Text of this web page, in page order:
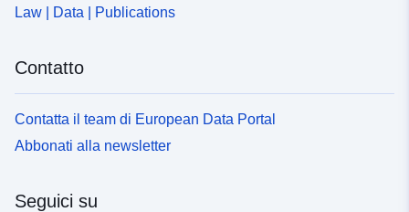
Law | Data | Publications
Contatto
Contatta il team di European Data Portal
Abbonati alla newsletter
Seguici su